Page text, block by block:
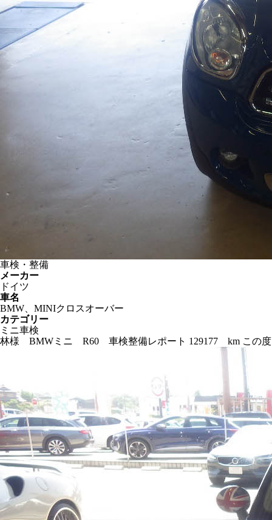
車検・整備
メーカー
ドイツ
車名
BMW、MINIクロスオーバー
カテゴリー
ミニ車検
林様 BMWミニ R60 車検整備レポート 129177 km この度